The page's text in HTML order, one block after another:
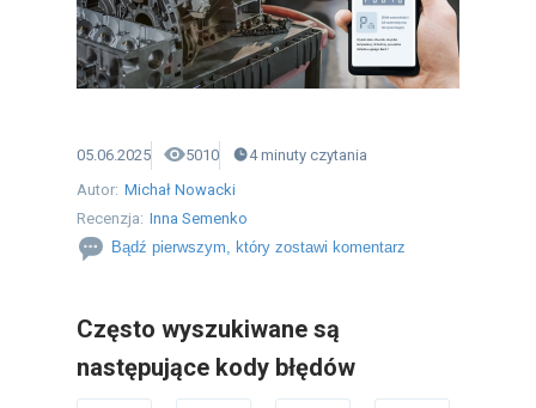
05.06.2025 5010 4 minuty czytania
Autor: Michał Nowacki
Recenzja: Inna Semenko
Bądź pierwszym, który zostawi komentarz
Często wyszukiwane są
następujące kody błędów